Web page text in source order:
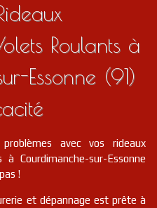
Roulants à
Essonne (91)
avec vos rideaux
Courdimanche-sur-Essonne
!
et dépannage est prête à